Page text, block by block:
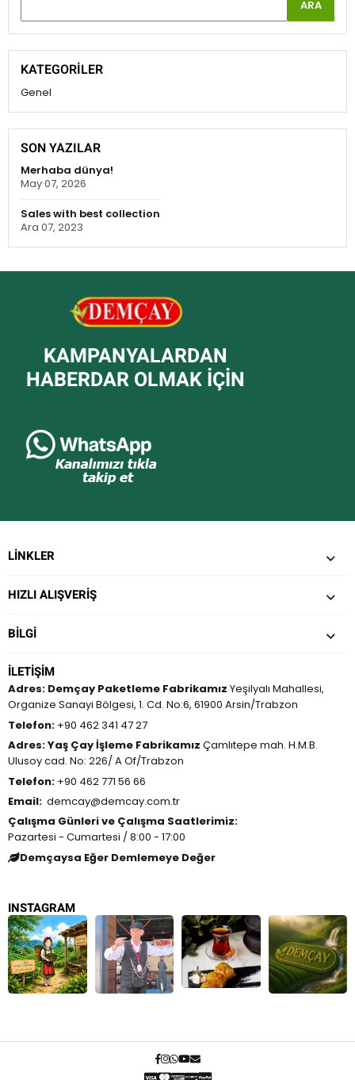
KATEGORILER
Genel
SON YAZILAR
Merhaba dünya!
May 07, 2026
Sales with best collection
Ara 07, 2023
KAMPANYALARDAN
HABERDAR OLMAK IÇIN
İLETIŞIM
Adres: Demçay Paketleme Fabrikamız Yeşilyalı Mahallesi,
Organize Sanayi Bölgesi, 1. Cd. No:6, 61900 Arsin/Trabzon
Telefon: +90 462 341 47 27
Adres:Yaş Çay İşleme Fabrikamız Çamlıtepe mah. H.M.B.
Ulusoy cad. No: 226/ A Of/Trabzon
Telefon: +90 462 771 56 66
Email: demcay@demcay.com.tr
Çalışma Günleri ve Çalışma Saatlerimiz:
Pazartesi - Cumartesi / 8:00 - 17:00
Demçaysa Eğer Demlemeye Değer
LINKLER
HIZLI ALIŞVERİŞ
BILGI
INSTAGRAM